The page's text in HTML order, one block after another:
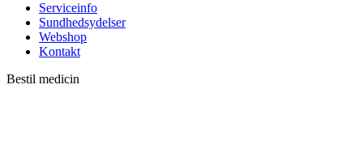
Serviceinfo
Sundhedsydelser
Webshop
Kontakt
Bestil medicin